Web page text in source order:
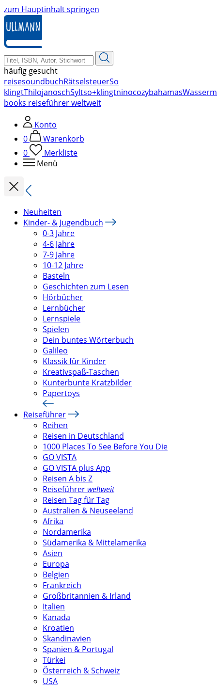
zum Hauptinhalt springen
häufig gesucht
reisesoundbuchRätselsteuerSo
klingtThilojanoschSyltso+klingtninocozybahamas
books reiseführer weltweit
Konto
0
Warenkorb
0
Merkliste
Menü
Neuheiten
Kinder- & Jugendbuch
0-3 Jahre
4-6 Jahre
7-9 Jahre
10-12 Jahre
Basteln
Geschichten zum Lesen
Hörbücher
Lernbücher
Lernspiele
Spielen
Dein buntes Wörterbuch
Galileo
Klassik für Kinder
Kreativspaß-Taschen
Kunterbunte Kratzbilder
Papertoys
Reiseführer
Reihen
Reisen in Deutschland
1000 Places To See Before You Die
GO VISTA
GO VISTA plus App
Reisen A bis Z
Reiseführer weltweit
Reisen Tag für Tag
Australien & Neuseeland
Afrika
Nordamerika
Südamerika & Mittelamerika
Asien
Europa
Belgien
Frankreich
Großbritannien & Irland
Italien
Kanada
Kroatien
Skandinavien
Spanien & Portugal
Türkei
Österreich & Schweiz
USA